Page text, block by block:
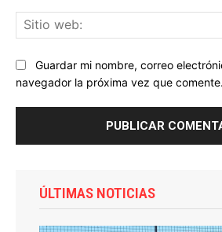
Guardar mi nombre, correo
navegador la próxima vez que comente.
ÚLTIMAS NOTICIAS